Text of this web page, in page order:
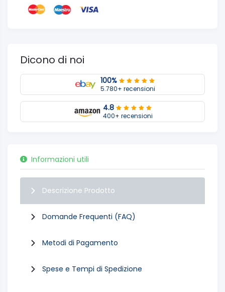
Dicono di noi
100%
5.780+ recensioni
4.8
400+ recensioni
Informazioni utili
Descrizione Prodotto
Domande Frequenti (FAQ)
Metodi di Pagamento
Spese e Tempi di Spedizione